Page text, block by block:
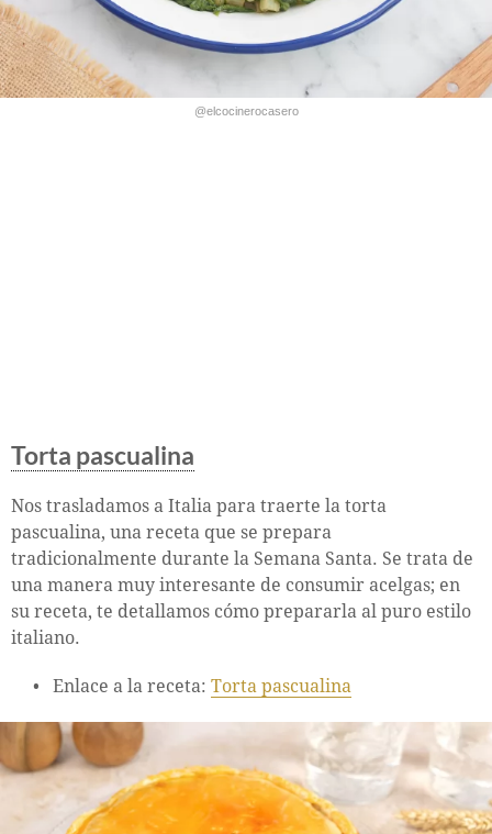
@elcocinerocasero
Torta pascualina
Nos trasladamos a Italia para traerte la torta
pascualina, una receta que se prepara
tradicionalmente durante la Semana Santa. Se trata de
una manera muy interesante de consumir acelgas; en
su receta, te detallamos cómo prepararla al puro estilo
italiano.
Enlace a la receta: Torta pascualina